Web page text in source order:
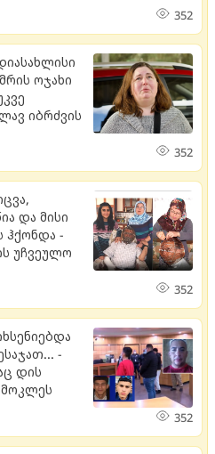
352
ოჯახი
იბრძვის
352
და მისი
-
უჩვეულო
352
-
დის
მოკლეს
352